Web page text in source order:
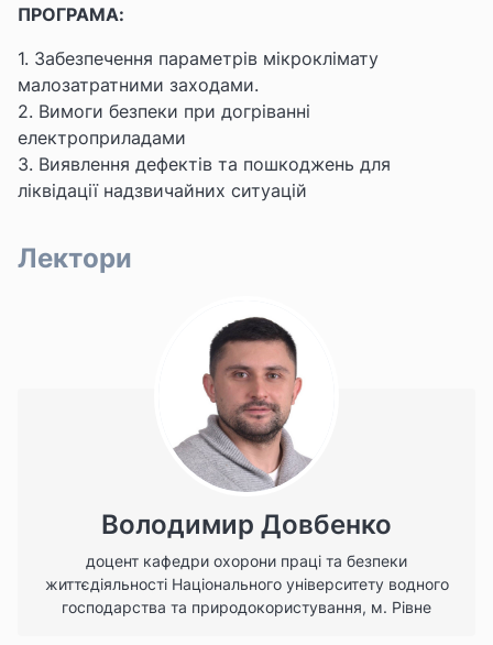
ПРОГРАМА:
1. Забезпечення параметрів мікроклімату
малозатратними заходами.
2. Вимоги безпеки при догріванні
електроприладами
3. Виявлення дефектів та пошкоджень для
ліквідації надзвичайних ситуацій
Лектори
Володимир Довбенко
доцент кафедри охорони праці та безпеки
життєдіяльності Національного університету водного
господарства та природокористування, м. Рівне